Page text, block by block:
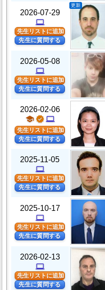
2026-07-29
computer
先生リストに追加
先生に質問する
更新
2026-05-08
computer
先生リストに追加
先生に質問する
2026-02-06
school verified computer
先生リストに追加
先生に質問する
2025-11-05
computer
先生リストに追加
先生に質問する
2025-10-17
computer
先生リストに追加
先生に質問する
2026-02-13
computer
先生リストに追加
先生に質問する